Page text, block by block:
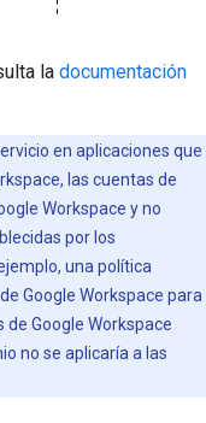
la documentación
en aplicaciones que
las cuentas de
Workspace y no
por los
una política
Google Workspace para
Google Workspace
no se aplicaría a las